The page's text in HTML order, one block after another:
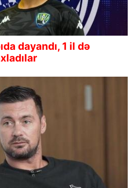
dayandı, 1 il də